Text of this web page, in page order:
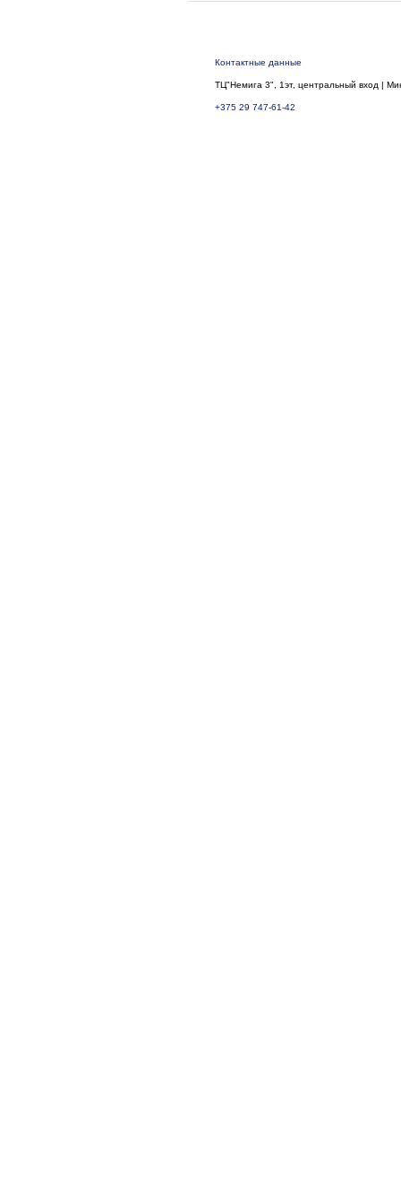
Контактные данные
ТЦ"Немига 3", 1эт, центральный вход |
+375 29 747-61-42